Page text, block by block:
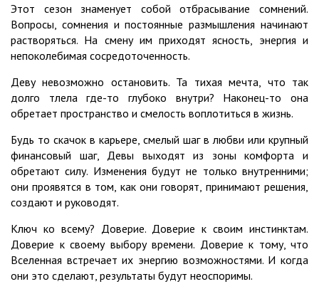
Этот сезон знаменует собой отбрасывание сомнений.
Вопросы, сомнения и постоянные размышления начинают
растворяться. На смену им приходят ясность, энергия и
непоколебимая сосредоточенность.
Деву невозможно остановить. Та тихая мечта, что так
долго тлела где-то глубоко внутри? Наконец-то она
обретает пространство и смелость воплотиться в жизнь.
Будь то скачок в карьере, смелый шаг в любви или крупный
финансовый шаг, Девы выходят из зоны комфорта и
обретают силу. Изменения будут не только внутренними;
они проявятся в том, как они говорят, принимают решения,
создают и руководят.
Ключ ко всему? Доверие. Доверие к своим инстинктам.
Доверие к своему выбору времени. Доверие к тому, что
Вселенная встречает их энергию возможностями. И когда
они это сделают, результаты будут неоспоримы.